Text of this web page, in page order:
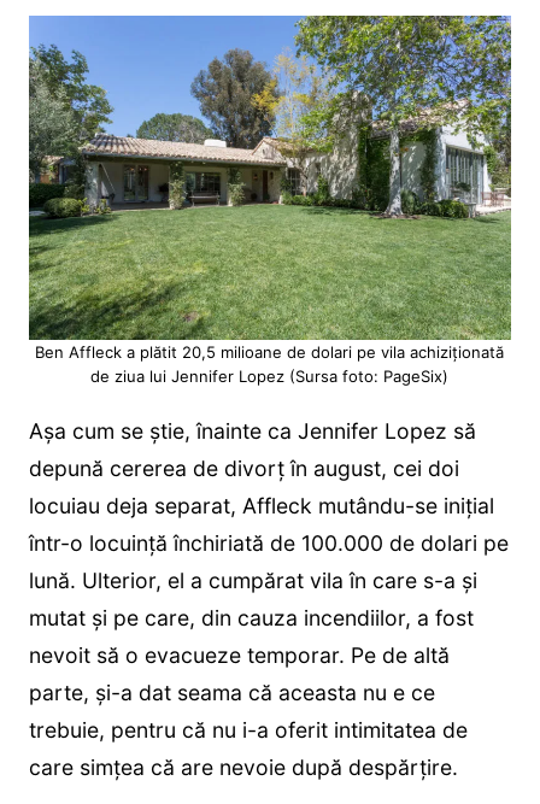
Ben Affleck a plătit 20,5 milioane de dolari pe vila achiziționată
de ziua lui Jennifer Lopez (Sursa foto: PageSix)
Așa cum se știe, înainte ca Jennifer Lopez să
depună cererea de divorț în august, cei doi
locuiau deja separat, Affleck mutându-se inițial
într-o locuință închiriată de 100.000 de dolari pe
lună. Ulterior, el a cumpărat vila în care s-a și
mutat și pe care, din cauza incendiilor, a fost
nevoit să o evacueze temporar. Pe de altă
parte, și-a dat seama că aceasta nu e ce
trebuie, pentru că nu i-a oferit intimitatea de
care simțea că are nevoie după despărțire.